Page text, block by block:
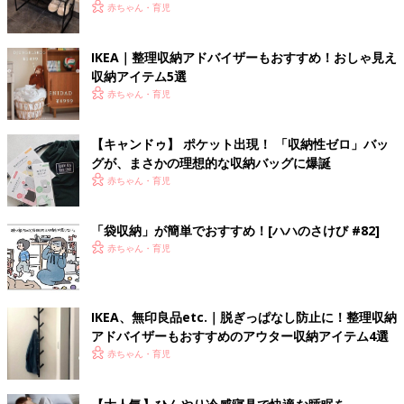
赤ちゃん・育児
IKEA｜整理収納アドバイザーもおすすめ！おしゃ見え
収納アイテム5選
赤ちゃん・育児
【キャンドゥ】 ポケット出現！ 「収納性ゼロ」バッ
グが、まさかの理想的な収納バッグに爆誕
赤ちゃん・育児
「袋収納」が簡単でおすすめ！[ハハのさけび #82]
赤ちゃん・育児
IKEA、無印良品etc.｜脱ぎっぱなし防止に！整理収納
アドバイザーもおすすめのアウター収納アイテム4選
赤ちゃん・育児